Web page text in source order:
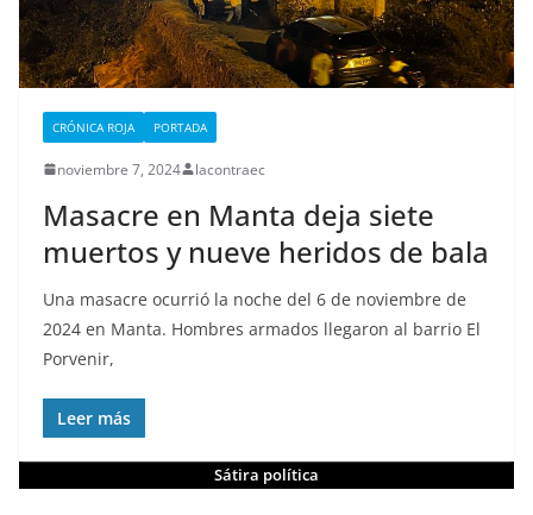
CRÓNICA ROJA PORTADA
noviembre 7, 2024 lacontraec
Masacre en Manta deja siete
muertos y nueve heridos de bala
Una masacre ocurrió la noche del 6 de noviembre de
2024 en Manta. Hombres armados llegaron al barrio El
Porvenir,
Leer más
Sátira política